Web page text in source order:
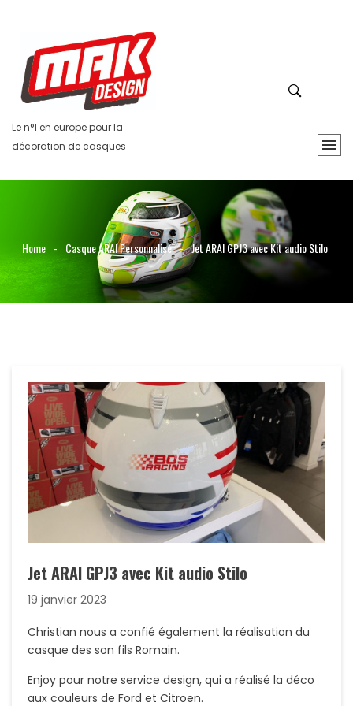
Le n°1 en europe pour la
décoration de casques
Home - Casque ARAI Personnalisé - Jet ARAI GPJ3 avec Kit audio Stilo
Jet ARAI GPJ3 avec Kit audio Stilo
19 janvier 2023
Christian nous a confié également la réalisation du
casque des son fils Romain.
Enjoy pour notre service design, qui a réalisé la déco
aux couleurs de Ford et Citroen.